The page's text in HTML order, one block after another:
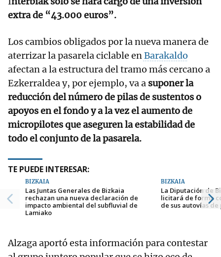
extra de “43.000 euros”.
Los cambios obligados por la nueva manera de
aterrizar la pasarela ciclable enBarakaldo
afectan a la estructura del tramo más cercano a
Ezkerraldea y, por ejemplo, va a suponer la
reducción del número de pilas de sustentos o
apoyos en el fondo y a la vez el aumento de
micropilotes que aseguren la estabilidad de
todo el conjunto de la pasarela.
TE PUEDE INTERESAR:
BIZKAIA
Las Juntas Generales de Bizkaia
rechazan una nueva declaración de
impacto ambiental del subfluvial de
Lamiako
BIZKAIA
La Diputación de
licitará de forma
de sus autovías de
Alzaga aportó esta información para contestar